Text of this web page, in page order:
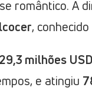
romântico. A
,
milhões USD
e atingiu